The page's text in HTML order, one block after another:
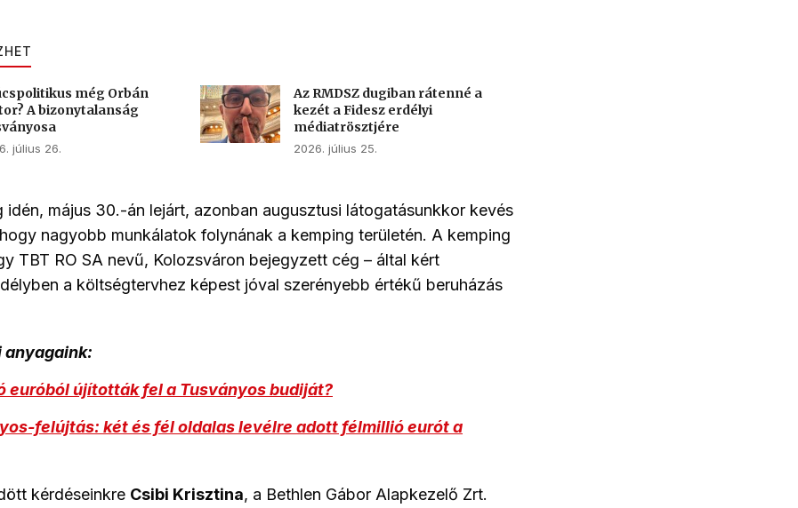
még Orbán
A bizonytalanság
július 26.
Az RMDSZ dugiban rátenné a
kezét a Fidesz erdélyi
médiatrösztjére
2026. július 25.
idén, május 30.-án lejárt, azonban augusztusi látogatásunkkor kevés
nagyobb munkálatok folynának a kemping területén. A kemping
TBT RO SA nevű, Kolozsváron bejegyzett cég – által kért
a költségtervhez képest jóval szerényebb értékű beruházás
anyagaink:
euróból újították fel a Tusványos budiját?
felújtás: két és fél oldalas levélre adott félmillió eurót a
kérdéseinkre Csibi Krisztina, a Bethlen Gábor Alapkezelő Zrt.